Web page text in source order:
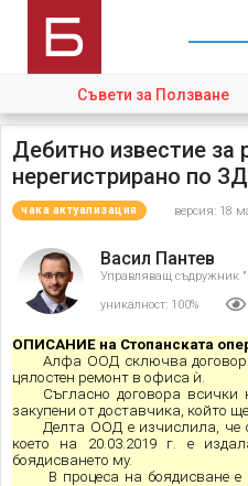
Съвети за Ползване
Дебитно известие за
нерегистрирано по
чака актуализация версия: 18
Васил Пантев
Управляващ съдружник
уникалност: 100%
ОПИСАНИЕ на Стопанската
Алфа ООД сключва
цялостен ремонт в офиса ѝ.
Съгласно договора
закупени от доставчика, който
Делта ООД е изчислила, че
което на 20.03.2019 г. е
боядисването му.
В процеса на боядисване